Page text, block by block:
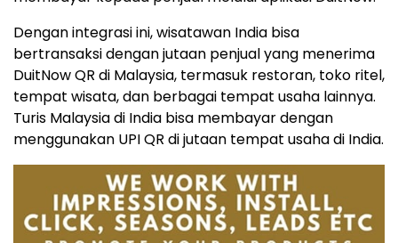
Dengan integrasi ini, wisatawan India bisa
bertransaksi dengan jutaan penjual yang menerima
DuitNow QR di Malaysia, termasuk restoran, toko ritel,
tempat wisata, dan berbagai tempat usaha lainnya.
Turis Malaysia di India bisa membayar dengan
menggunakan UPI QR di jutaan tempat usaha di India.